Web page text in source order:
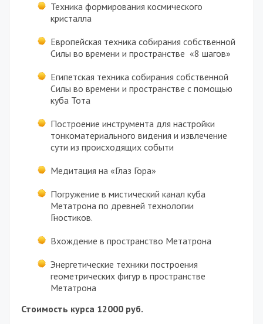
Техника формирования космического
кристалла
Европейская техника собирания собственной
Силы во времени и пространстве «8 шагов»
Египетская техника собирания собственной
Силы во времени и пространстве с помощью
куба Тота
Построение инструмента для настройки
тонкоматериального видения и извлечение
сути из происходящих событи
Медитация на «Глаз Гора»
Погружение в мистический канал куба
Метатрона по древней технологии
Гностиков.
Вхождение в пространство Метатрона
Энергетические техники построения
геометрических фигур в пространстве
Метатрона
Стоимость курса 12000 руб.